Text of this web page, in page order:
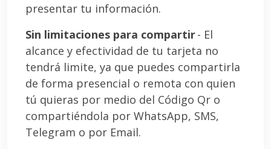
presentar tu información.
Sin limitaciones para compartir- El
alcance y efectividad de tu tarjeta no
tendrá limite, ya que puedes compartirla
de forma presencial o remota con quien
tú quieras por medio del Código Qr o
compartiéndola por WhatsApp, SMS,
Telegram o por Email.